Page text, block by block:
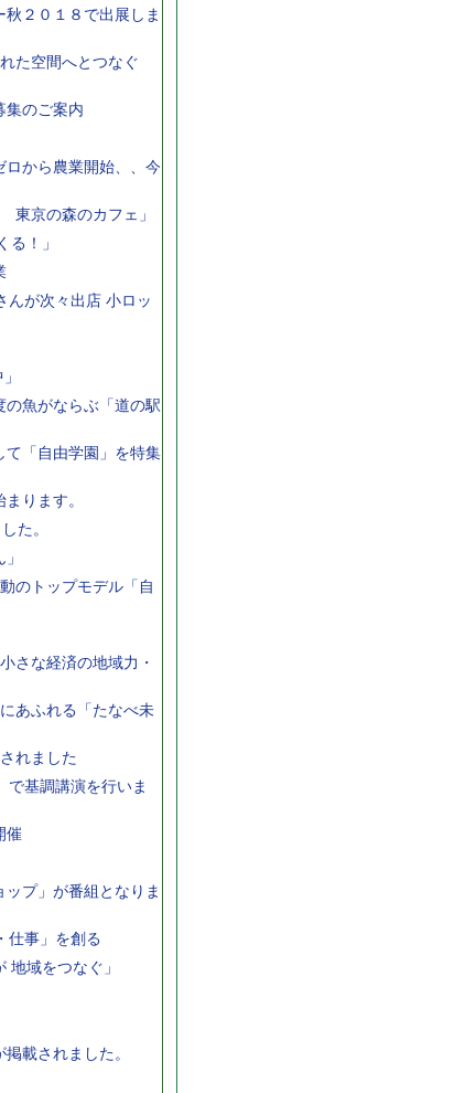
２０１８で出展しま
た空間へとつなぐ
集のご案内
から農業開始、、今
東京の森のカフェ」
る！」
んが次々出店 小ロッ
魚がならぶ「道の駅
て「自由学園」を特集
ります。
た。
のトップモデル「自
さな経済の地域力・
あふれる「たなべ未
れました
で基調講演を行いま
催
プ」が番組となりま
仕事」を創る
域をつなぐ」
載されました。